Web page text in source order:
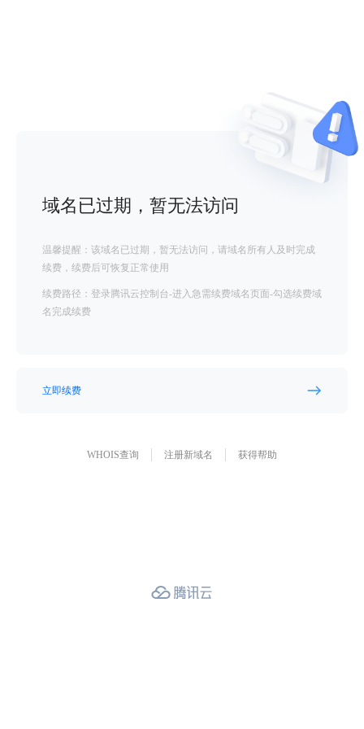
域名已过期，暂无法访问
温馨提醒：该域名已过期，暂无法访问，请域名所有人及时完成
续费，续费后可恢复正常使用
续费路径：登录腾讯云控制台-进入急需续费域名页面-勾选续费域
名完成续费
立即续费
WHOIS查询 注册新域名 获得帮助